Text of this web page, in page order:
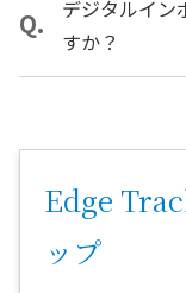
デジタルイン
すか？
Edge
ップ